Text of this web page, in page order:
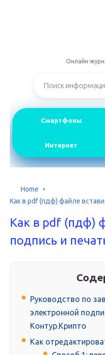
Онлайн-
Смартфоны
Интернет
Home
Как в pdf (пдф) файле
Как в pdf (пдф)
подпись и
Руководство по
электронной
Контур.Крипто
Как